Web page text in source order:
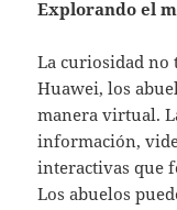
Explorando el
La curiosidad no
Huawei, los
manera virtual.
información,
interactivas que
Los abuelos